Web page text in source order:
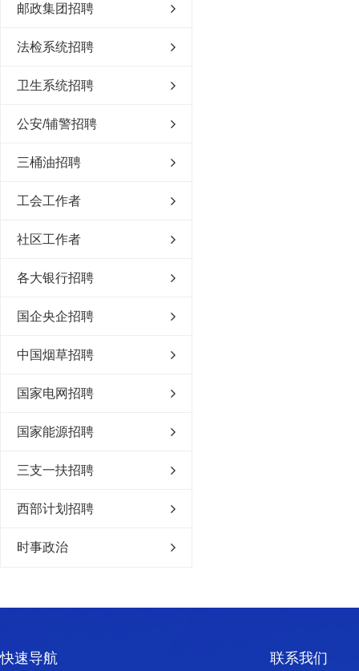
邮政集团招聘
法检系统招聘
卫生系统招聘
公安/辅警招聘
三桶油招聘
工会工作者
社区工作者
各大银行招聘
国企央企招聘
中国烟草招聘
国家电网招聘
国家能源招聘
三支一扶招聘
西部计划招聘
时事政治
快速导航 联系我们